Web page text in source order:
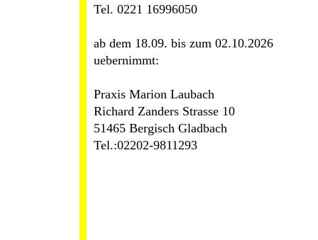
Tel. 0221 16996050
ab dem 18.09. bis zum 02.10.2026
uebernimmt:
Praxis Marion Laubach
Richard Zanders Strasse 10
51465 Bergisch Gladbach
Tel.:02202-9811293